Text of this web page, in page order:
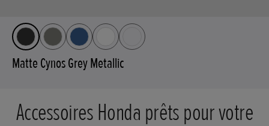
Matte Cynos Grey Metallic
Accessoires Honda prêts pour votre